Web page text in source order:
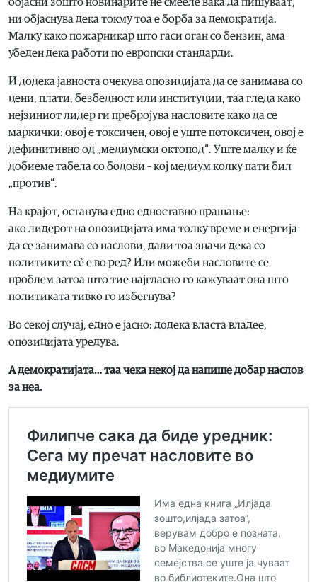
ни објаснува дека токму тоа е борба за демократија.
Малку како пожарникар што гаси оган со бензин, ама
убеден дека работи по европски стандарди.
И додека јавноста очекува опозицијата да се занимава со
цени, плати, безбедност или институции, таа гледа како
нејзиниот лидер ги пребројува насловите како да се
маркички: овој е токсичен, овој е уште потоксичен, овој е
дефинитивно од „медиумски октопод“. Уште малку и ќе
добиеме табела со бодови – кој медиум колку пати бил
„против“.
На крајот, останува едно едноставно прашање:
ако лидерот на опозицијата има толку време и енергија
да се занимава со наслови, дали тоа значи дека со
политиките сè е во ред? Или можеби насловите се
проблем затоа што тие најгласно го кажуваат она што
политиката тивко го избегнува?
Во секој случај, едно е јасно: додека власта владее,
опозицијата уредува.
А демократијата… таа чека некој да напише добар наслов
за неа.